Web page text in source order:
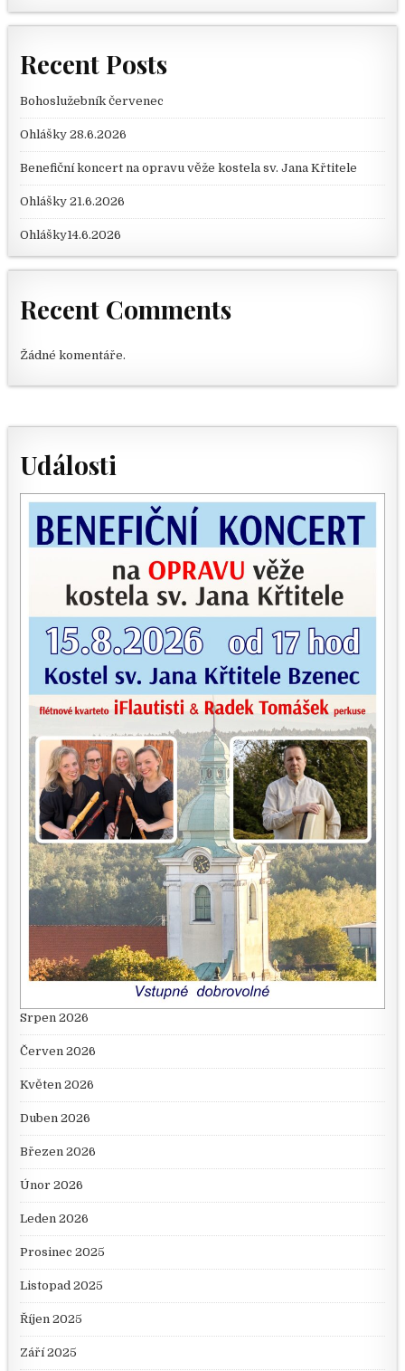
Recent Posts
Bohoslužebník červenec
Ohlášky 28.6.2026
Benefiční koncert na opravu věže kostela sv. Jana Křtitele
Ohlášky 21.6.2026
Ohlášky14.6.2026
Recent Comments
Žádné komentáře.
Události
Srpen 2026
Červen 2026
Květen 2026
Duben 2026
Březen 2026
Únor 2026
Leden 2026
Prosinec 2025
Listopad 2025
Říjen 2025
Září 2025